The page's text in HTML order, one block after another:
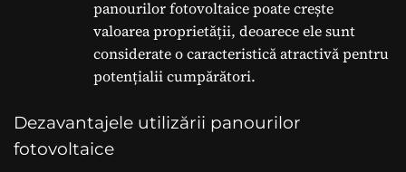
panourilor fotovoltaice poate crește
valoarea proprietății, deoarece ele sunt
considerate o caracteristică atractivă pentru
potențialii cumpărători.
Dezavantajele utilizării panourilor
fotovoltaice